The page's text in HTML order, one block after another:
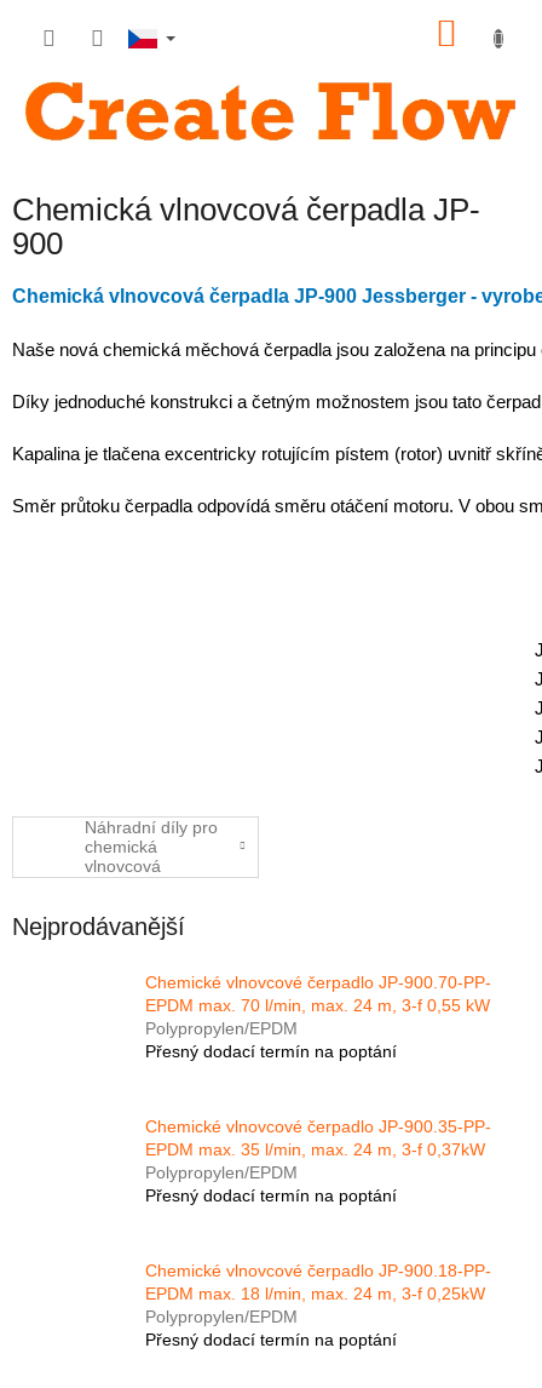
Chemická vlnovcová čerpadla JP-
900
Chemická vlnovcová čerpadla JP-900 Jessberger -
Naše nová chemická měchová čerpadla jsou založena na
Díky jednoduché konstrukci a četným možnostem jsou tato
Kapalina je tlačena excentricky rotujícím pístem (rotor) uvnitř
Směr průtoku čerpadla odpovídá směru otáčení motoru. V obou
Náhradní díly pro
chemická
vlnovcová
Nejprodávanější
Chemické vlnovcové čerpadlo JP-900.70-PP-
EPDM max. 70 l/min, max. 24 m, 3-f 0,55 kW
Polypropylen/EPDM
Přesný dodací termín na poptání
Chemické vlnovcové čerpadlo JP-900.35-PP-
EPDM max. 35 l/min, max. 24 m, 3-f 0,37kW
Polypropylen/EPDM
Přesný dodací termín na poptání
Chemické vlnovcové čerpadlo JP-900.18-PP-
EPDM max. 18 l/min, max. 24 m, 3-f 0,25kW
Polypropylen/EPDM
Přesný dodací termín na poptání